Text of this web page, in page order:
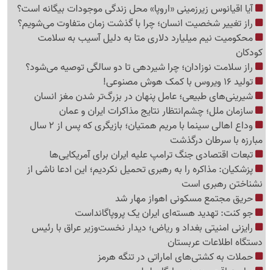
آیا اقیانوس زیرزمینی «اروپا» محل زندگی موجودات بیگانه است؟
راز تغییر شخصیت انسان؛ چرا با گذشت زمان متفاوت می‌شویم؟
محکومیت نیم میلیارد دلاری متا به دلیل آسیب به سلامت
کودکان
راز سلامت نوزادان؛ چرا شیردهی تا دو سالگی توصیه می‌شود؟
تولید 16 ویروس با کمک هوش مصنوعی!
شیرینی‌های طبیعی؛ عامل پنهان در بزرگ‌تر شدن مغز انسان
سازمان ملل؛ چشم‌انتظار نتایج مذاکرات ایران و عمان
وداع اهالی سینما با مریم همتیان؛ بازیگری که پس از 2 سال
مبارزه با سرطان درگذشت
تبعات اقتصادی جنگ ترامپ علیه ایران برای آمریکایی‌ها
پزشکیان: مذاکره را به رهبری تحمیل نکردیم؛ این ادعا ناشی از
نشناختن رهبری است
حریق مجتمع مسکونی اهواز مهار شد
جو کنت: تهدید هسته‌ای ایران یک پروپاگانداست
رایزنی امنیتی بغداد و ریاض؛ دیدار نخست‌وزیر عراق با رئیس
دستگاه اطلاعات عربستان
حملات به کشتی‌های اماراتی در تنگه هرمز